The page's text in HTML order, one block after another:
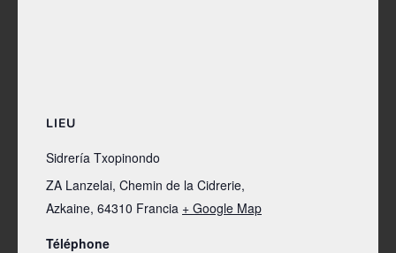
LIEU
Sidrería Txopinondo
ZA Lanzelai, Chemin de la Cidrerie,
Azkaine, 64310 Francia + Google Map
Téléphone